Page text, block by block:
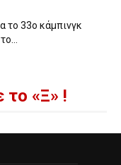
το 33ο κάμπινγκ
το «Ξ» !